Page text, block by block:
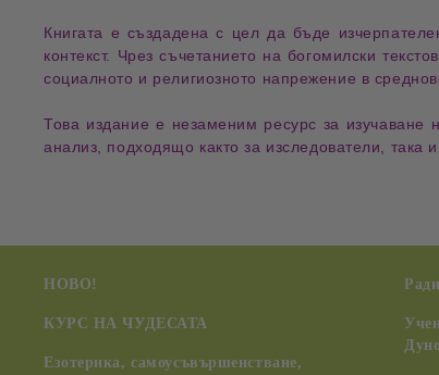
Книгата е създадена с цел да бъде
контекст. Чрез съчетанието на богомилски
социалното и религиозното напрежение в
Това издание е незаменим ресурс за изучаване
анализ , подходящо както за изследователи , така
НОВО!
КУРС НА ЧУДЕСАТА
Езотерика, самоусъвършенстване,